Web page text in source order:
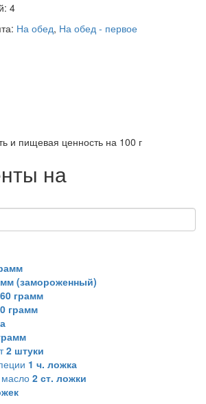
4
На обед, На обед - первое
и пищевая ценность на 100 г
на
(замороженный)
60 грамм
грамм
2 штуки
1 ч. ложка
масло2 ст. ложки